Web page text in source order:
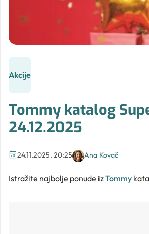
Akcije
Tommy katalog
24.12.2025
24.11.2025. 20:25 Ana Kovač
Istražite najbolje ponude izTommy